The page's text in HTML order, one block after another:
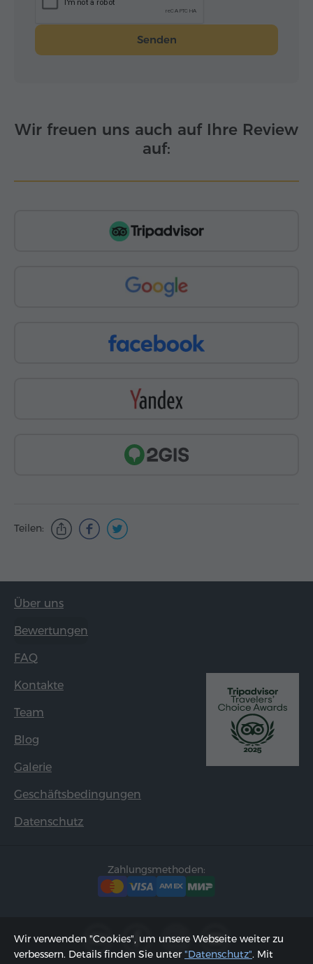
Senden
Wir freuen uns auch auf Ihre Review
auf:
Teilen:
Über uns
Bewertungen
FAQ
Kontakte
Team
Blog
Galerie
Geschäftsbedingungen
Datenschutz
Zahlungsmethoden:
Wir verwenden "Cookies", um unsere Webseite weiter zu
verbessern. Details finden Sie unter"Datenschutz". Mit